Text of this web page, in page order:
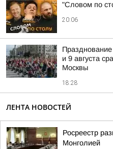
"Словом по
20:06
и 9 августа
Москвы
18:28
ЛЕНТА НОВОСТЕЙ
Росреестр
Монголией